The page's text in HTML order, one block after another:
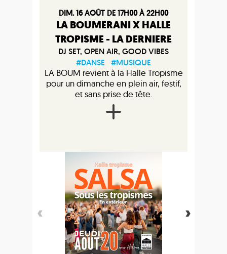
DIM. 16 AOÛT DE 17H00 À 22H00
LA BOUMERANI X HALLE
TROPISME - LA DERNIERE
DJ SET, OPEN AIR, GOOD VIBES
#DANSE
#MUSIQUE
LA BOUM revient à la Halle Tropisme
pour un dimanche en plein air, festif,
et sans prise de tête.